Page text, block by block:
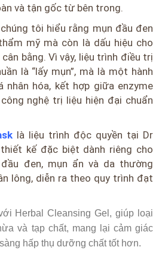
và tận gốc từ bên trong.
tôi hiểu rằng mụn đầu đen
mỹ mà còn là dấu hiệu cho
bằng. Vì vậy, liệu trình điều trị
là “lấy mụn”, mà là một hành
nhân hóa, kết hợp giữa enzyme
nghệ trị liệu hiện đại chuẩn
là liệu trình độc quyền tại Dr
kế đặc biệt dành riêng cho
đen, mụn ẩn và da thường
lông, diễn ra theo quy trình đạt
Herbal Cleansing Gel, giúp loại
và tạp chất, mang lại cảm giác
hấp thụ dưỡng chất tốt hơn.